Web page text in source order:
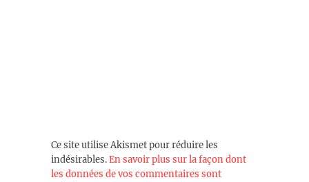
Ce site utilise Akismet pour réduire les
indésirables.En savoir plus sur la façon dont
les données de vos commentaires sont